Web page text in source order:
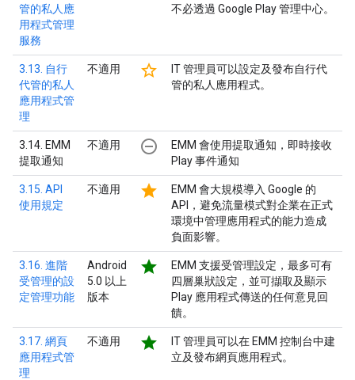
管的私人應
用程式管理
服務
不必透過 Google Play 管理中心。
3.13. 自行
代管的私人
應用程式管
理
不適用 star_border
IT 管理員可以設定及發布自行代
管的私人應用程式。
3.14. EMM
提取通知
不適用 remove_circle_outline
EMM 會使用提取通知，即時接收
Play 事件通知
3.15. API
使用規定
不適用 star
EMM 會大規模導入 Google 的
API，避免流量模式對企業在正式
環境中管理應用程式的能力造成
負面影響。
3.16. 進階
受管理的設
定管理功能
Android
5.0 以上
版本
star
EMM 支援受管理設定，最多可有
四層巢狀設定，並可擷取及顯示
Play 應用程式傳送的任何意見回
饋。
3.17. 網頁
應用程式管
理
不適用 star
IT 管理員可以在 EMM 控制台中建
立及發布網頁應用程式。